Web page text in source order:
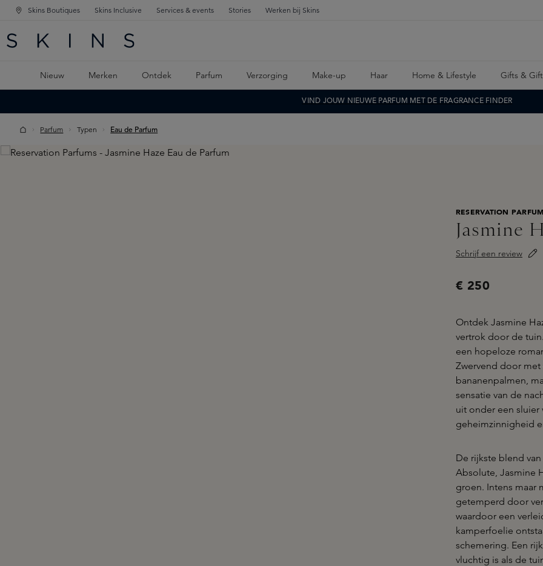
NAVIGATIE
DE HOOFDINHOUD
Skins Boutiques Skins Inclusive Services & events Stories Werken bij Skins
Nieuw Merken Ontdek Parfum Verzorging Make-up Haar Home & Lifestyle Gifts &
VIND JOUW NIEUWE PARFUM MET DE FRAGRANCE FINDER
Parfum Typen Eau de Parfum
Skip image gallery
RESERVATION
Jasmine
Schrijf een review
€ 250
Ontdek Jasmine
vertrok door de
een hopeloze
Zwervend door
bananenpalmen,
sensatie van de
uit onder een sluier
geheimzinnigheid
De rijkste blend van
Absolute, Jasmine
groen. Intens maar
getemperd door
waardoor een
kamperfoelie
schemering. Een
vluchtig is als de